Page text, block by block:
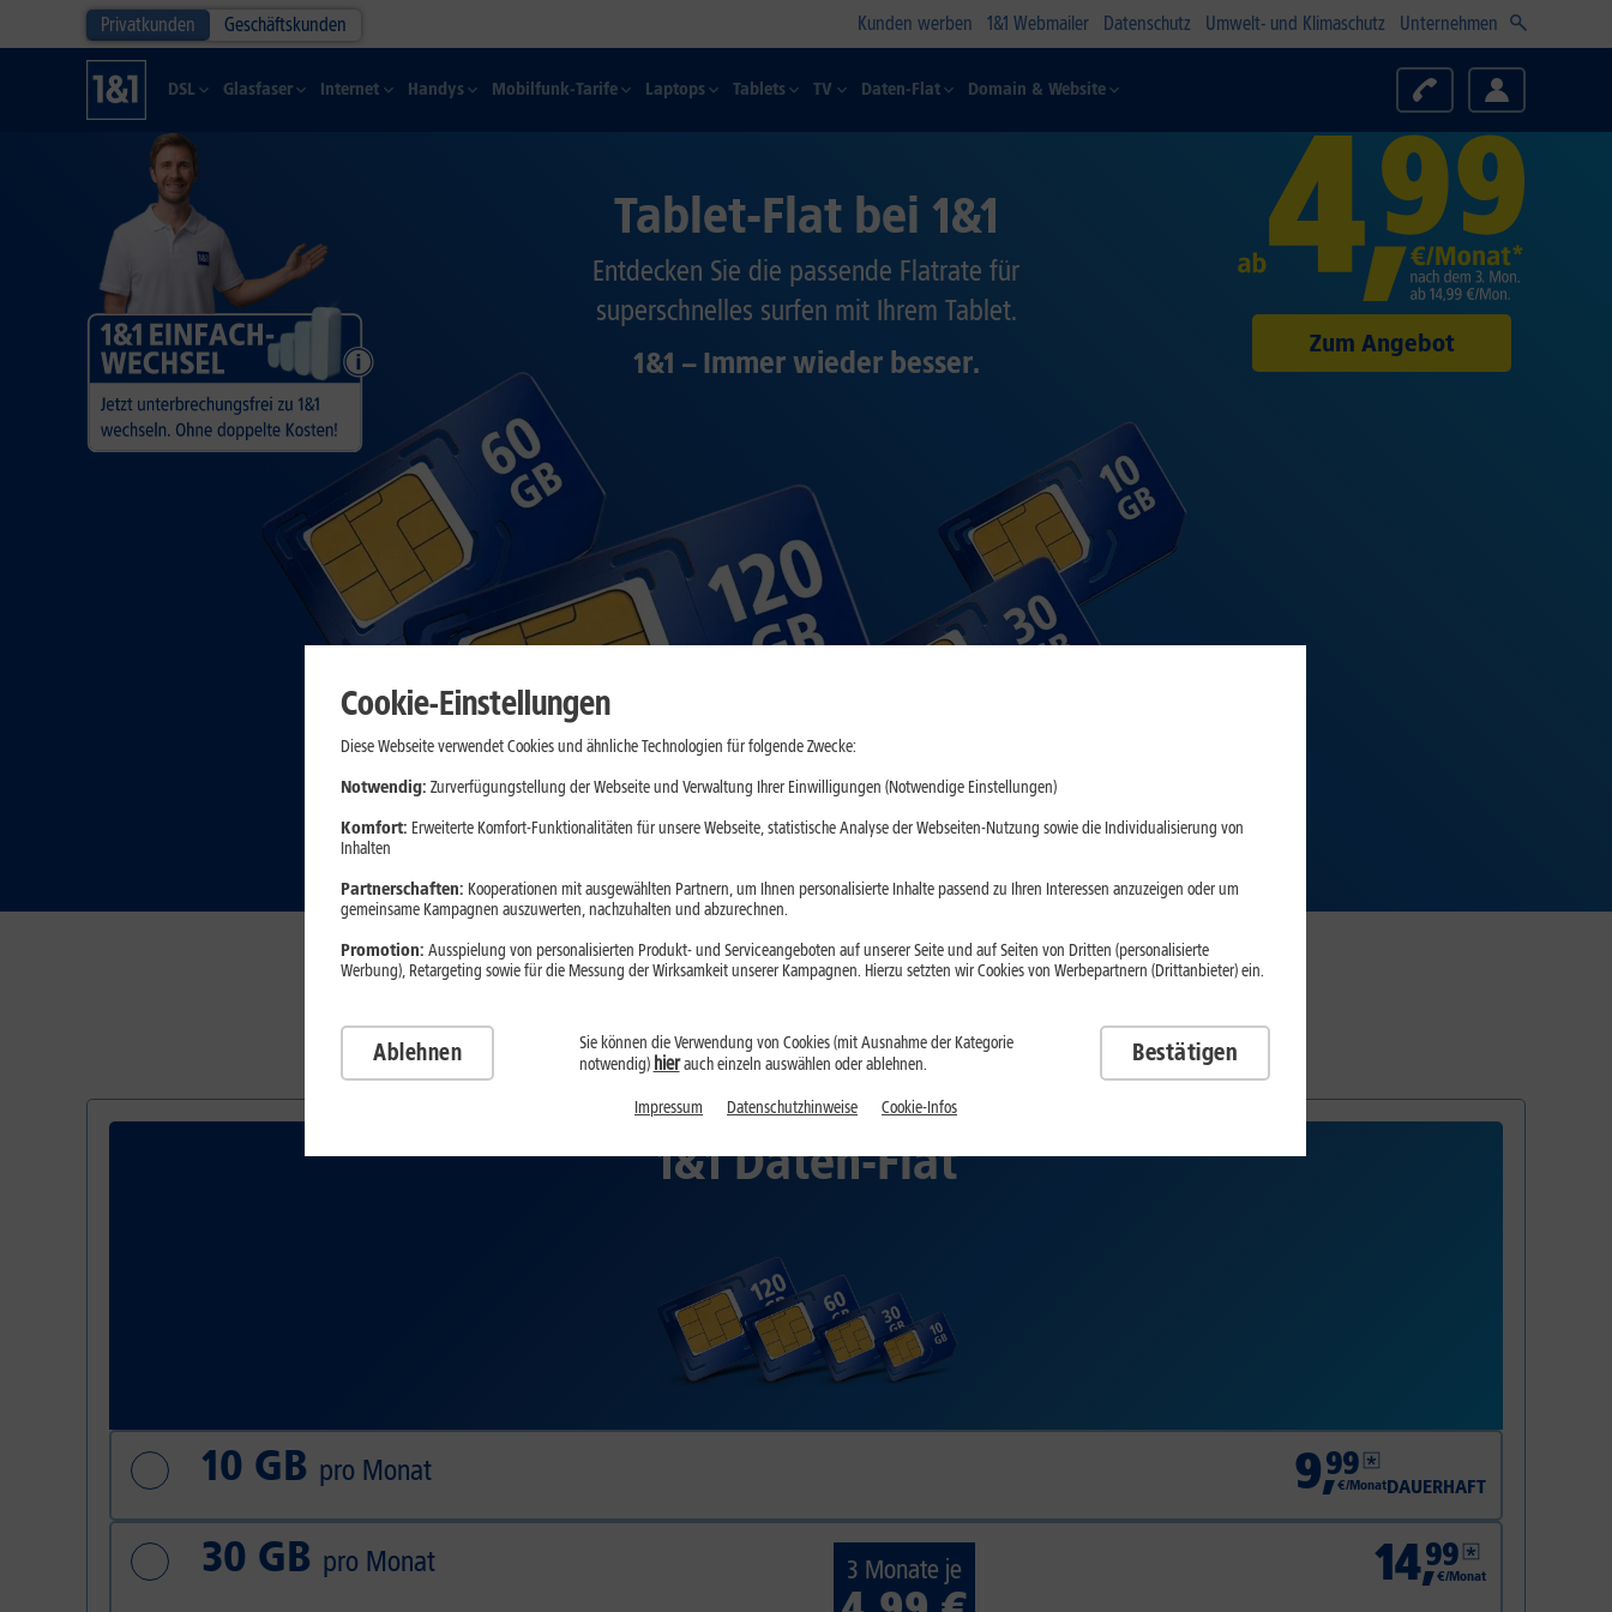
Privatkunden Geschäftskunden Kunden werben 1&1 Webmailer Datenschutz Umwelt- und Klimaschutz Unternehmen
DSL Glasfaser Internet Handys Mobilfunk-Tarife Laptops Tablets TV Daten-Flat Domain & Website
Zum Angebot
Tablet-Flat bei 1&1
Entdecken Sie die passende Flatrate für
superschnelles surfen mit Ihrem Tablet.
1&1 – Immer wieder besser.
1&1 Daten-Flat
10 GB pro Monat 9,99
€/MonatDAUERHAFT
30 GB pro Monat 3 Monate je 14,99
€/Monat
Cookie-Einstellungen
Diese Webseite verwendet Cookies und ähnliche Technologien für folgende Zwecke:
Notwendig: Zurverfügungstellung der Webseite und Verwaltung Ihrer Einwilligungen (Notwendige Einstellungen)
Komfort: Erweiterte Komfort-Funktionalitäten für unsere Webseite, statistische Analyse der Webseiten-Nutzung sowie die Individualisierung von
Inhalten
Partnerschaften: Kooperationen mit ausgewählten Partnern, um Ihnen personalisierte Inhalte passend zu Ihren Interessen anzuzeigen oder um
gemeinsame Kampagnen auszuwerten, nachzuhalten und abzurechnen.
Promotion: Ausspielung von personalisierten Produkt- und Serviceangeboten auf unserer Seite und auf Seiten von Dritten (personalisierte
Werbung), Retargeting sowie für die Messung der Wirksamkeit unserer Kampagnen. Hierzu setzten wir Cookies von Werbepartnern (Drittanbieter) ein.
Ablehnen
Sie können die Verwendung von Cookies (mit Ausnahme der Kategorie
notwendig) hierauch einzeln auswählen oder ablehnen. Bestätigen
Impressum Datenschutzhinweise Cookie-Infos